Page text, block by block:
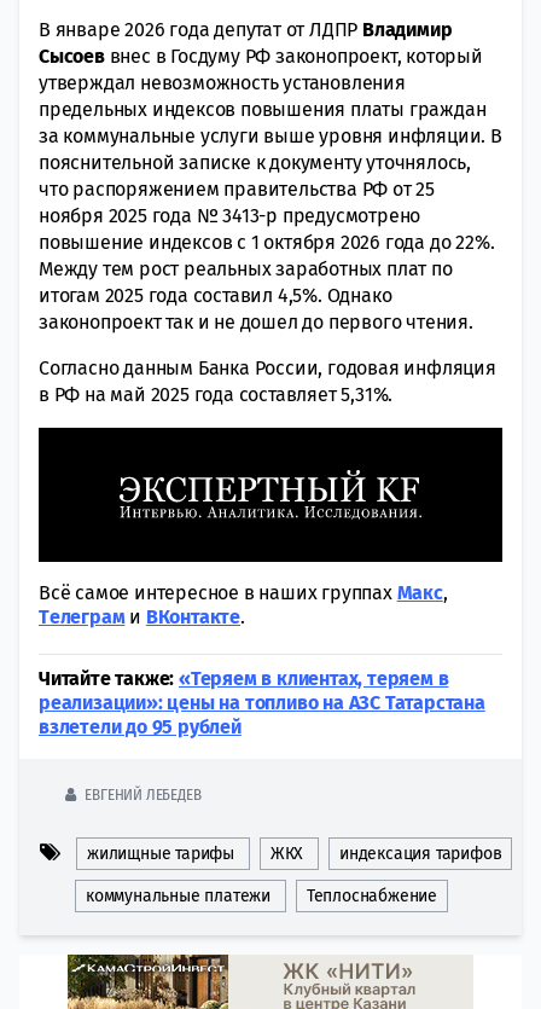
В январе 2026 года депутат от ЛДПР Владимир
Сысоеввнес в Госдуму РФ законопроект, который
утверждал невозможность установления
предельных индексов повышения платы граждан
за коммунальные услуги выше уровня инфляции. В
пояснительной записке к документу уточнялось,
что распоряжением правительства РФ от 25
ноября 2025 года № 3413-р предусмотрено
повышение индексов с 1 октября 2026 года до 22%.
Между тем рост реальных заработных плат по
итогам 2025 года составил 4,5%. Однако
законопроект так и не дошел до первого чтения.
Согласно данным Банка России, годовая инфляция
в РФ на май 2025 года составляет 5,31%.
Всё самое интересное в наших группах Макс,
Tелеграми ВКонтакте.
Читайте также: «Теряем в клиентах, теряем в
реализации»: цены на топливо на АЗС Татарстана
взлетели до 95 рублей
ЕВГЕНИЙ ЛЕБЕДЕВ
жилищные тарифы ЖКХ индексация тарифов
коммунальные платежи Теплоснабжение